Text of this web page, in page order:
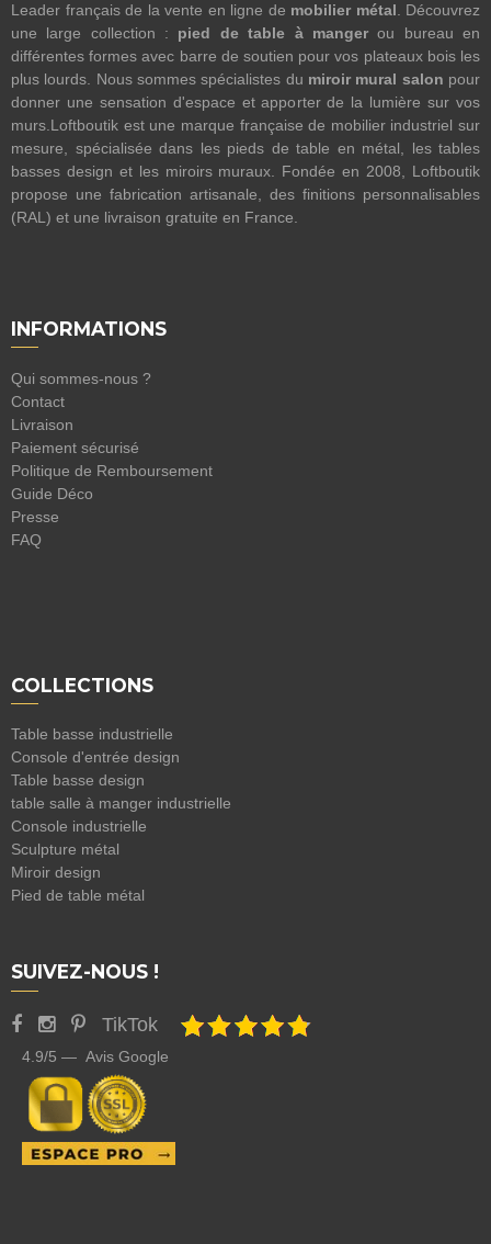
Leader français de la vente en ligne de mobilier métal. Découvrez
une large collection : pied de table à mangerou bureau en
différentes formes avec barre de soutien pour vos plateaux bois les
plus lourds. Nous sommes spécialistes du miroir mural salon pour
donner une sensation d'espace et apporter de la lumière sur vos
murs.Loftboutik est une marque française de mobilier industriel sur
mesure, spécialisée dans les pieds de table en métal, les tables
basses design et les miroirs muraux. Fondée en 2008, Loftboutik
propose une fabrication artisanale, des finitions personnalisables
(RAL) et une livraison gratuite en France.
INFORMATIONS
Qui sommes-nous ?
Contact
Livraison
Paiement sécurisé
Politique de Remboursement
Guide Déco
Presse
FAQ
COLLECTIONS
Table basse industrielle
Console d'entrée design
Table basse design
table salle à manger industrielle
Console industrielle
Sculpture métal
Miroir design
Pied de table métal
SUIVEZ-NOUS !
TikTok
4.9/5 — Avis Google